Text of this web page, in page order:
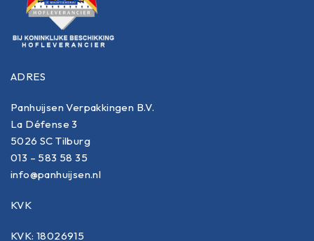
ADRES
Panhuijsen Verpakkingen B.V.
La Défense 3
5026 SC Tilburg
013 – 583 58 35
info@panhuijsen.nl
KVK
KVK: 18026915